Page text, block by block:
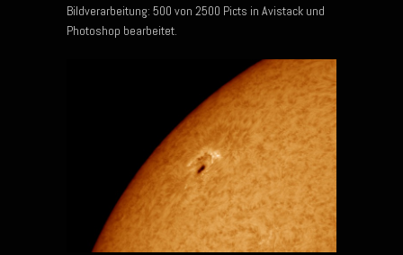
Bildverarbeitung: 500 von 2500 Picts in Avistack und
Photoshop bearbeitet.